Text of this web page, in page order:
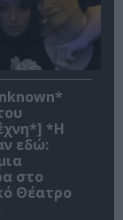
*Η
εδώ:
στο
Θέατρο